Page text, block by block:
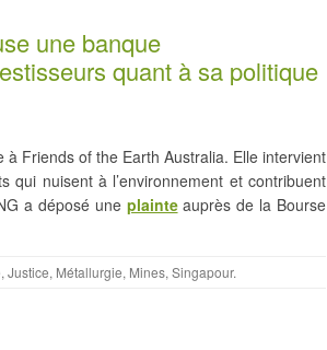
une banque
quant à sa politique
à Friends of the Earth Australia. Elle intervient
qui nuisent à l’environnement et contribuent
a déposé une plainteauprès de la Bourse
, Justice, Métallurgie, Mines, Singapour.